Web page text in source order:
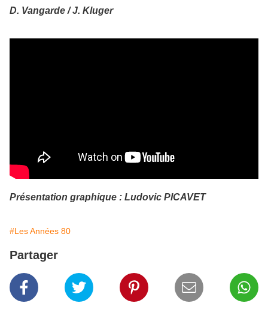
D. Vangarde / J. Kluger
Présentation graphique : Ludovic PICAVET
#Les Années 80
Partager